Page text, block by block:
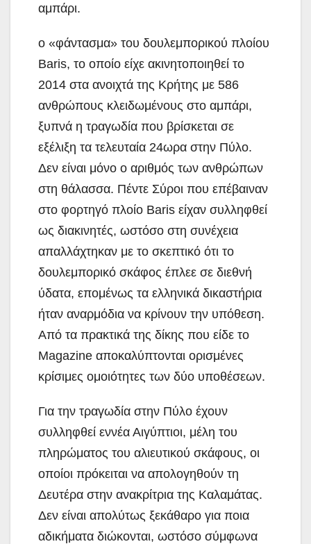
αμπάρι.
ο «φάντασμα» του δουλεμπορικού πλοίου
Baris, το οποίο είχε ακινητοποιηθεί το
2014 στα ανοιχτά της Κρήτης με 586
ανθρώπους κλειδωμένους στο αμπάρι,
ξυπνά η τραγωδία που βρίσκεται σε
εξέλιξη τα τελευταία 24ωρα στην Πύλο.
Δεν είναι μόνο ο αριθμός των ανθρώπων
στη θάλασσα. Πέντε Σύροι που επέβαιναν
στο φορτηγό πλοίο Baris είχαν συλληφθεί
ως διακινητές, ωστόσο στη συνέχεια
απαλλάχτηκαν με το σκεπτικό ότι το
δουλεμπορικό σκάφος έπλεε σε διεθνή
ύδατα, επομένως τα ελληνικά δικαστήρια
ήταν αναρμόδια να κρίνουν την υπόθεση.
Από τα πρακτικά της δίκης που είδε το
Magazine αποκαλύπτονται ορισμένες
κρίσιμες ομοιότητες των δύο υποθέσεων.
Για την τραγωδία στην Πύλο έχουν
συλληφθεί εννέα Αιγύπτιοι, μέλη του
πληρώματος του αλιευτικού σκάφους, οι
οποίοι πρόκειται να απολογηθούν τη
Δευτέρα στην ανακρίτρια της Καλαμάτας.
Δεν είναι απολύτως ξεκάθαρο για ποια
αδικήματα διώκονται, ωστόσο σύμφωνα